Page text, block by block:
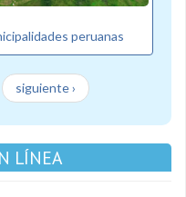
peruanas
siguiente ›
LÍNEA